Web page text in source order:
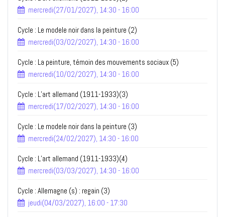
mercredi(27/01/2027), 14:30 - 16:00
Cycle : Le modele noir dans la peinture (2)
mercredi(03/02/2027), 14:30 - 16:00
Cycle : La peinture, témoin des mouvements sociaux (5)
mercredi(10/02/2027), 14:30 - 16:00
Cycle : L’art allemand (1911-1933)(3)
mercredi(17/02/2027), 14:30 - 16:00
Cycle : Le modele noir dans la peinture (3)
mercredi(24/02/2027), 14:30 - 16:00
Cycle : L’art allemand (1911-1933)(4)
mercredi(03/03/2027), 14:30 - 16:00
Cycle : Allemagne (s) : regain (3)
jeudi(04/03/2027), 16:00 - 17:30